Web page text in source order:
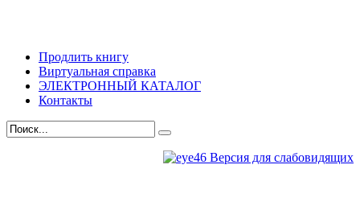
Продлить книгу
Виртуальная справка
ЭЛЕКТРОННЫЙ КАТАЛОГ
Контакты
Версия для слабовидящих